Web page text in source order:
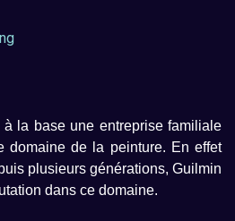
à la base une entreprise familiale
domaine de la peinture. En effet
plusieurs générations, Guilmin
dans ce domaine.